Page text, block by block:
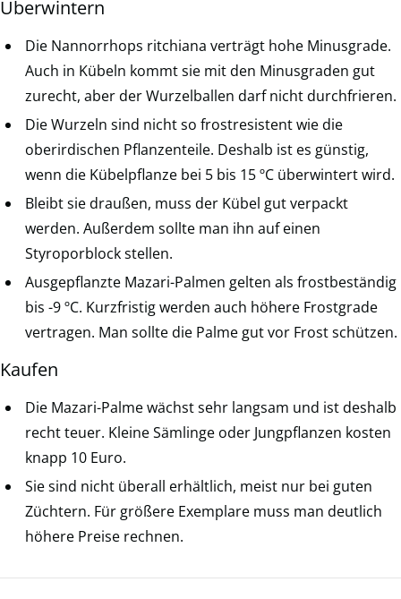
Überwintern
Die Nannorrhops ritchiana verträgt hohe Minusgrade.
Auch in Kübeln kommt sie mit den Minusgraden gut
zurecht, aber der Wurzelballen darf nicht durchfrieren.
Die Wurzeln sind nicht so frostresistent wie die
oberirdischen Pflanzenteile. Deshalb ist es günstig,
wenn die Kübelpflanze bei 5 bis 15 ºC überwintert wird.
Bleibt sie draußen, muss der Kübel gut verpackt
werden. Außerdem sollte man ihn auf einen
Styroporblock stellen.
Ausgepflanzte Mazari-Palmen gelten als frostbeständig
bis -9 ºC. Kurzfristig werden auch höhere Frostgrade
vertragen. Man sollte die Palme gut vor Frost schützen.
Kaufen
Die Mazari-Palme wächst sehr langsam und ist deshalb
recht teuer. Kleine Sämlinge oder Jungpflanzen kosten
knapp 10 Euro.
Sie sind nicht überall erhältlich, meist nur bei guten
Züchtern. Für größere Exemplare muss man deutlich
höhere Preise rechnen.